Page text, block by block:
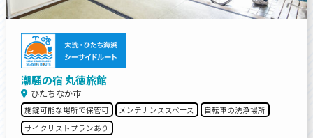
潮騒の宿 丸徳旅館
ひたちなか市
施錠可能な場所で保管可 メンテナンススペース
自転車の洗浄場所
サイクリストプランあり